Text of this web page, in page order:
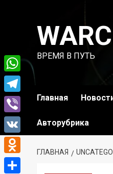
содержимому
ВРЕМЯ В ПУТЬ
Главная
Авторубрика
ГЛАВНАЯ
WhatsApp
Telegram
Viber
VK
Odnoklassniki